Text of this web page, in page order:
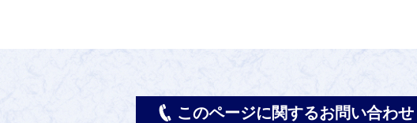
このページに関するお問い合わせ